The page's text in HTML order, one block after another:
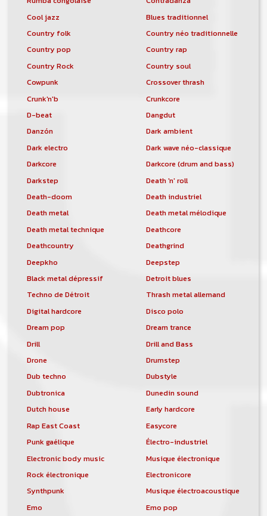
Cool jazz
Blues traditionnel
Country folk
Country néo traditionnelle
Country pop
Country rap
Country Rock
Country soul
Cowpunk
Crossover thrash
Crunk'n'b
Crunkcore
D-beat
Dangdut
Danzón
Dark ambient
Dark electro
Dark wave néo-classique
Darkcore
Darkcore (drum and bass)
Darkstep
Death 'n' roll
Death-doom
Death industriel
Death metal
Death metal mélodique
Death metal technique
Deathcore
Deathcountry
Deathgrind
Deepkho
Deepstep
Black metal dépressif
Detroit blues
Techno de Détroit
Thrash metal allemand
Digital hardcore
Disco polo
Dream pop
Dream trance
Drill
Drill and Bass
Drone
Drumstep
Dub techno
Dubstyle
Dubtronica
Dunedin sound
Dutch house
Early hardcore
Rap East Coast
Easycore
Punk gaélique
Électro-industriel
Electronic body music
Musique électronique
Rock électronique
Electronicore
Synthpunk
Musique électroacoustique
Emo
Emo pop